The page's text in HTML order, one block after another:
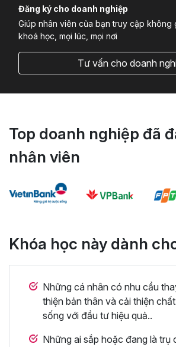
Đăng ký cho doanh nghiệp
Giúp nhân viên của bạn truy cập không
khoá học, mọi lúc, mọi nơi
Tư vấn cho doanh
Top doanh nghiệp đã
nhân viên
Khóa học này dành
Những cá nhân có nhu cầu
thiện bản thân và cải thiện
sống với đầu tư hiệu quả..
Những ai sắp hoặc đang là trụ